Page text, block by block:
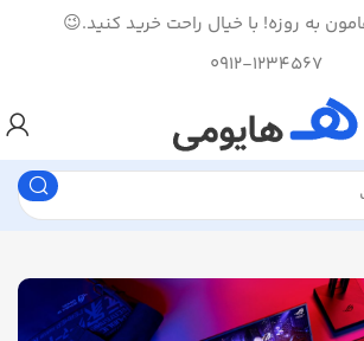
به روزه! با خیال راحت خرید کنید.😉
0912-1234567